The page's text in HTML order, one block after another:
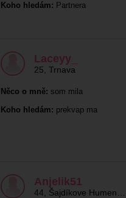
Koho hledám: Partnera
Laceyy_
25 Trnava
Něco o mně: som mila
Koho hledám: prekvap ma
Anjelik51
44 Šajdíkove Humen…